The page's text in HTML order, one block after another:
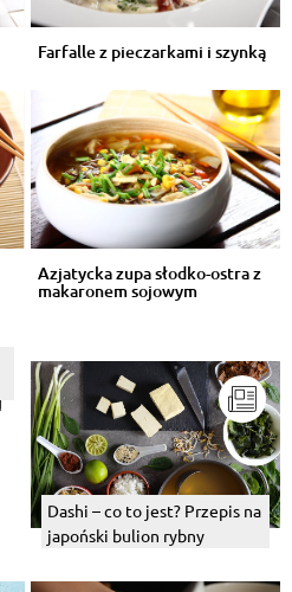
Farfalle z pieczarkami i szynką
Azjatycka zupa słodko-ostra z
makaronem sojowym
Dashi – co to jest? Przepis na
japoński bulion rybny